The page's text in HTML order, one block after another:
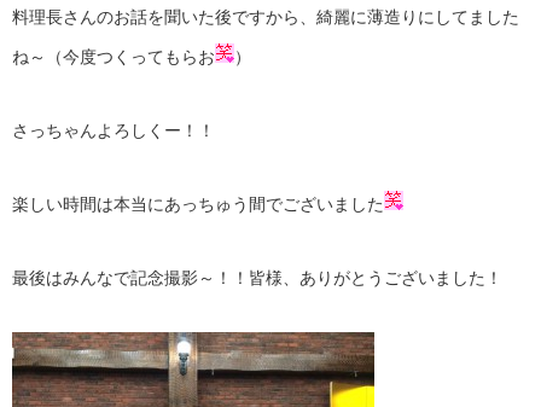
料理長さんのお話を聞いた後ですから、綺麗に薄造りにしてました
ね～（今度つくってもらお ）
さっちゃんよろしくー！！
楽しい時間は本当にあっちゅう間でございました
最後はみんなで記念撮影～！！皆様、ありがとうございました！